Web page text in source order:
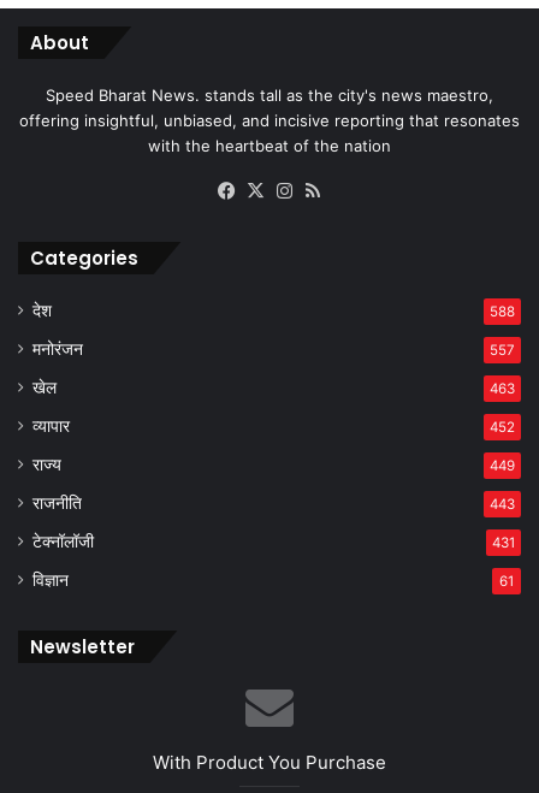
About
Speed Bharat News. stands tall as the city's news maestro,
offering insightful, unbiased, and incisive reporting that resonates
with the heartbeat of the nation
Facebook
X Instagram
Categories
देश 588
मनोरंजन 557
खेल 463
व्यापार 452
राज्य 449
राजनीति 443
टेक्नॉलॉजी 431
विज्ञान 61
Newsletter
With Product You Purchase